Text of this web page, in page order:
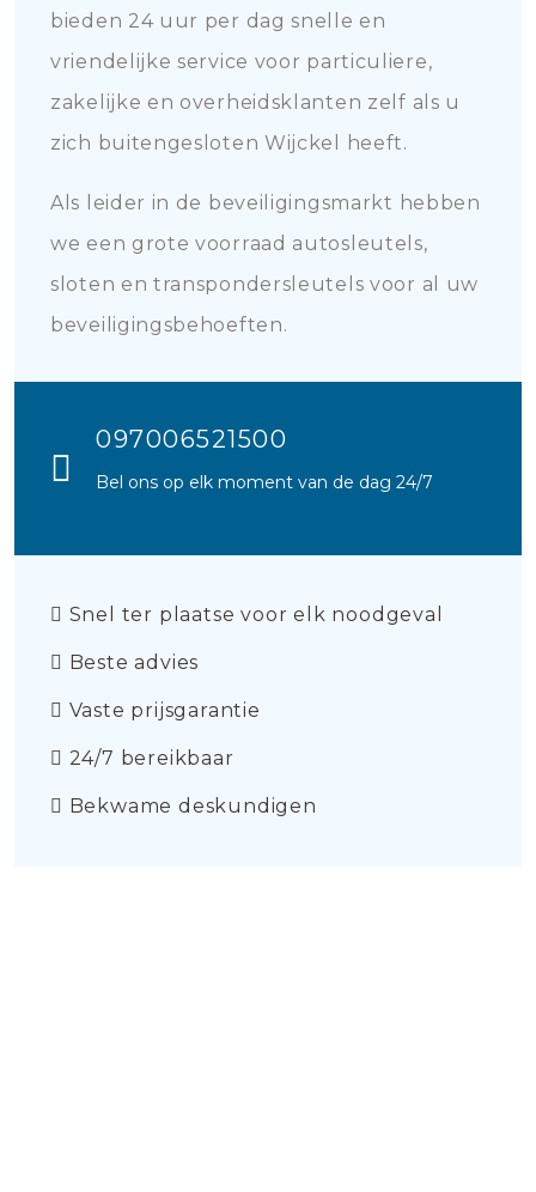
bieden 24 uur per dag snelle en
vriendelijke service voor particuliere,
zakelijke en overheidsklanten zelf als u
zich buitengesloten Wijckel heeft.
Als leider in de beveiligingsmarkt hebben
we een grote voorraad autosleutels,
sloten en transpondersleutels voor al uw
beveiligingsbehoeften.
097006521500
Bel ons op elk moment van de dag 24/7
Snel ter plaatse voor elk noodgeval
Beste advies
Vaste prijsgarantie
24/7 bereikbaar
Bekwame deskundigen